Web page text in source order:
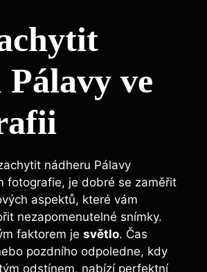
ve
nádheru Pálavy
fotografie, je dobré se zaměřit
aspektů, které vám
nezapomenutelné snímky.
faktorem je světlo. Čas
pozdního odpoledne, kdy
odstínem, nabízí perfektní